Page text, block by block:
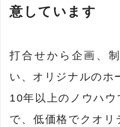
意しています
打合せから企画、
い、オリジナルのホ
10年以上のノウハウ
で、低価格でクオリ